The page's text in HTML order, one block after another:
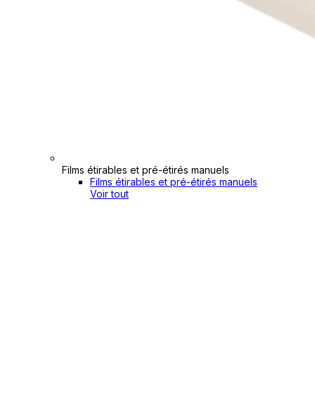
Films étirables et pré-étirés manuels
Films étirables et pré-étirés manuels
Voir tout